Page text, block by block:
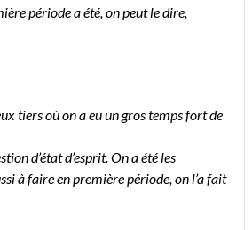
période a été, on peut le dire,
tiers où on a eu un gros temps fort de
d’état d’esprit. On a été les
à faire en première période, on l’a fait